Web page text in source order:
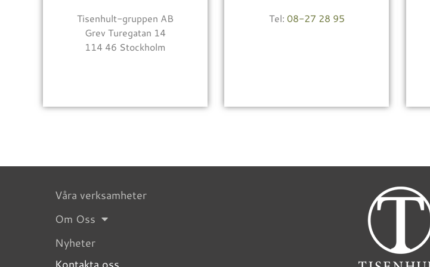
Tisenhult-gruppen AB
Grev Turegatan 14
114 46 Stockholm
Tel: 08-27 28 95
Våra verksamheter
Om Oss
Nyheter
Kontakta oss